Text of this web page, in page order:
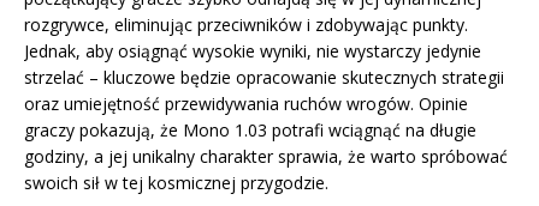
rozgrywce, eliminując przeciwników i zdobywając punkty.
Jednak, aby osiągnąć wysokie wyniki, nie wystarczy jedynie
strzelać – kluczowe będzie opracowanie skutecznych strategii
oraz umiejętność przewidywania ruchów wrogów. Opinie
graczy pokazują, że Mono 1.03 potrafi wciągnąć na długie
godziny, a jej unikalny charakter sprawia, że warto spróbować
swoich sił w tej kosmicznej przygodzie.